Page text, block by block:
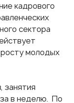
кадрового
сектора
молодых
занятия
в неделю. По